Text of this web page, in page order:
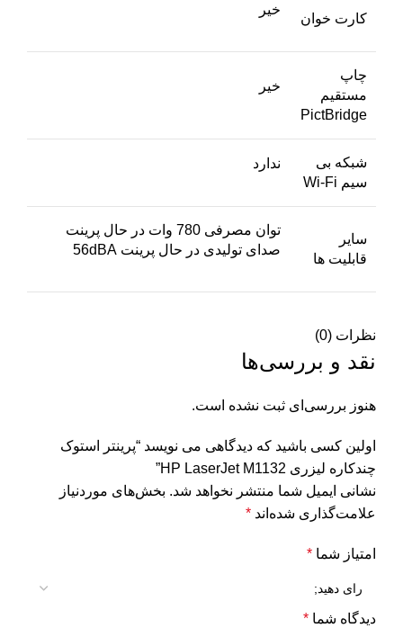
کارت خوان
خیر
چاپ
مستقیم
PictBridge
خیر
شبکه بی
سیم Wi-Fi
ندارد
سایر
قابلیت ها
توان مصرفی 780 وات در حال پرینت
صدای تولیدی در حال پرینت 56dBA
نظرات (0)
نقد و بررسی‌ها
هنوز بررسی‌ای ثبت نشده است.
اولین کسی باشید که دیدگاهی می نویسد “پرینتر استوک
چندکاره لیزری HP LaserJet M1132”
نشانی ایمیل شما منتشر نخواهد شد. بخش‌های موردنیاز
علامت‌گذاری شده‌اند *
امتیاز شما *
دیدگاه شما *